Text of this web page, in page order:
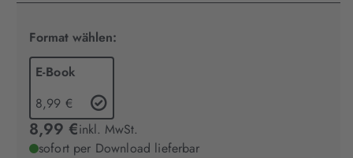
Format wählen:
E-Book
8,99 €
8,99 €inkl. MwSt.
sofort per Download lieferbar